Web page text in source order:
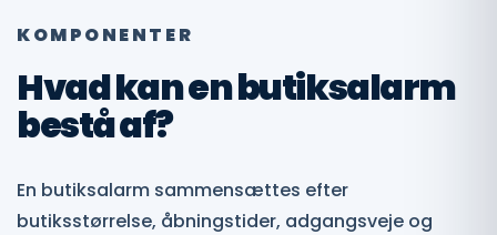
KOMPONENTER
Hvad kan en butiksalarm
bestå af?
En butiksalarm sammensættes efter
butiksstørrelse, åbningstider, adgangsveje og